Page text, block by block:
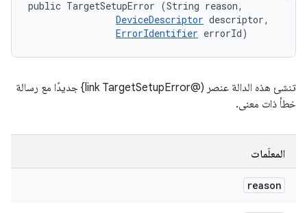
public TargetSetupError (String reason,
DeviceDescriptor descriptor,
ErrorIdentifier errorId)
تنشئ هذه الدالة عنصر (@link TargetSetupError} جديدًا مع رسالة
خطأ ذات معنى.
المعلَمات
reason